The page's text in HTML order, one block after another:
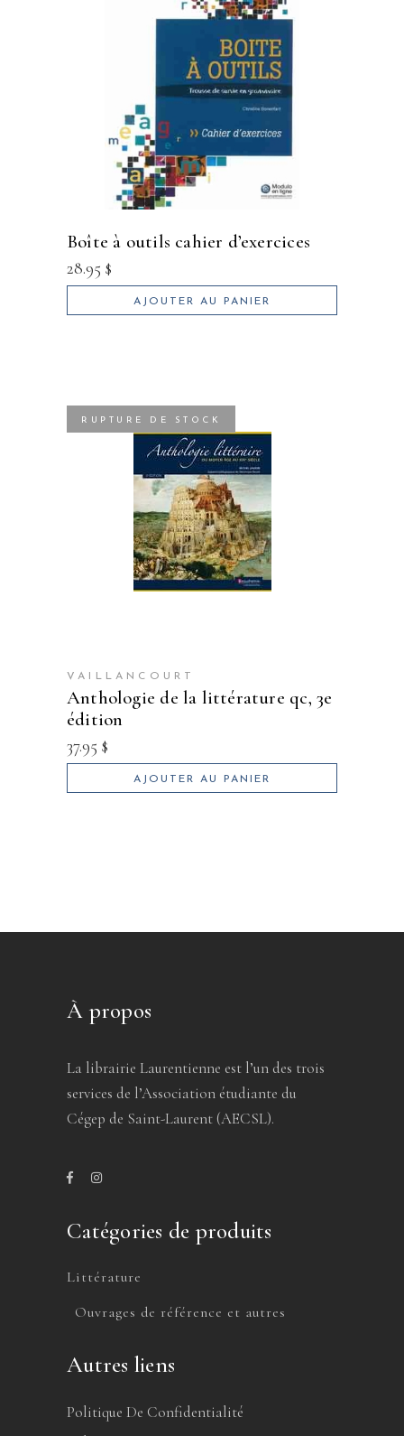
boîte à outils cahier d’exercices
28.95 $
AJOUTER AU PANIER
RUPTURE DE STOCK
VAILLANCOURT
anthologie de la littérature qc, 3e
édition
37.95 $
AJOUTER AU PANIER
À propos
La librairie Laurentienne est l’un des trois
services de l’Association étudiante du
Cégep de Saint-Laurent (AECSL).
Catégories de produits
Littérature
Ouvrages de référence et autres
Autres liens
Politique De Confidentialité